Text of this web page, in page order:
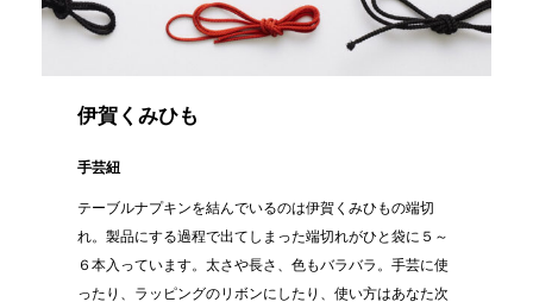
伊賀くみひも
手芸紐
テーブルナプキンを結んでいるのは伊賀くみひもの端切
れ。製品にする過程で出てしまった端切れがひと袋に５～
６本入っています。太さや長さ、色もバラバラ。手芸に使
ったり、ラッピングのリボンにしたり、使い方はあなた次